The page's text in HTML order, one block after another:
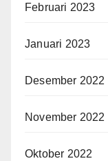
Februari 2023
Januari 2023
Desember 2022
November 2022
Oktober 2022